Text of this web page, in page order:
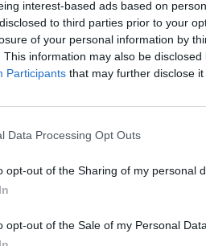
interest-based ads based on
to third parties prior to your
of your personal information by
This information may also be
Participants that may further disclose
Data Processing Opt Outs
opt-out of the Sharing of my personal
opt-out of the Sale of my Personal Data.
ja busseja Düsseldorfiin muualta
ilmoituksen jälkeen